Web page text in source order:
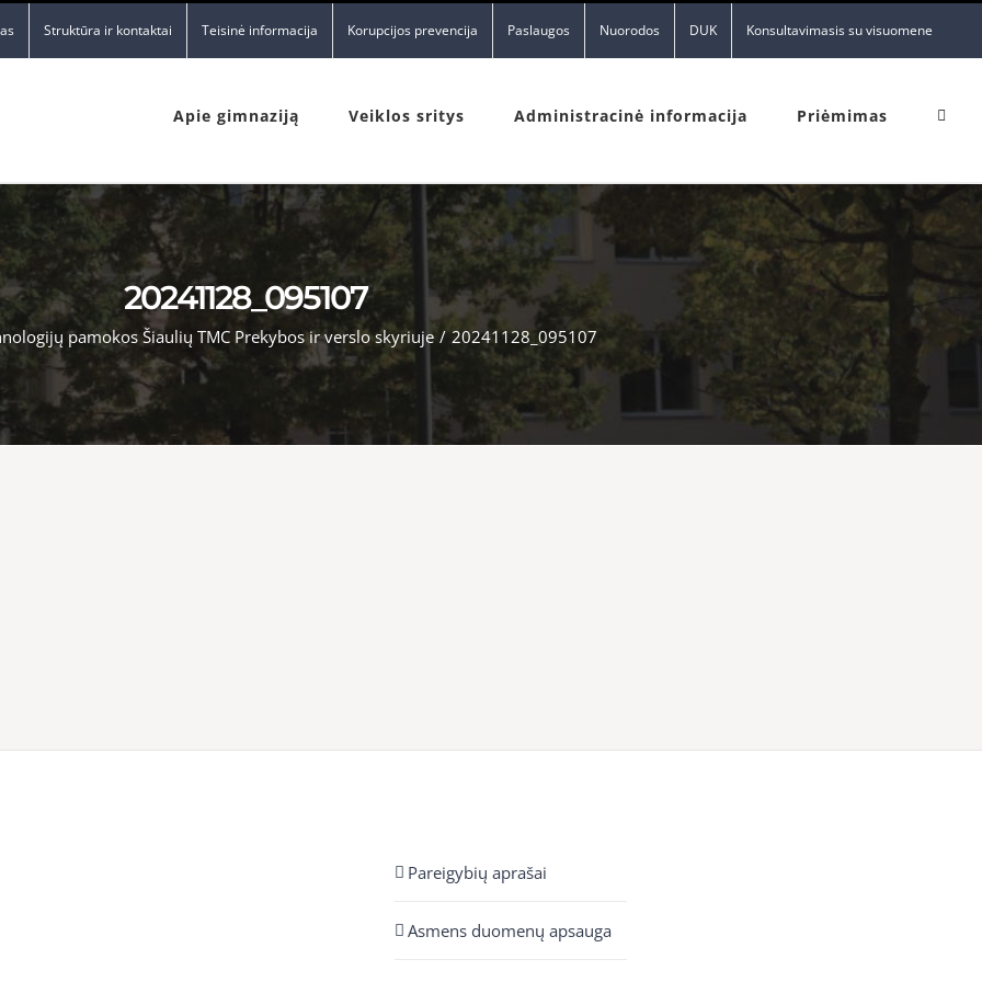
Struktūra ir kontaktai Teisinė informacija Korupcijos prevencija Paslaugos Nuorodos DUK Konsultavimasis su visuomene
Apie gimnaziją Veiklos sritys Administracinė informacija Priėmimas
20241128_095107
pamokos Šiaulių TMC Prekybos ir verslo skyriuje / 20241128_095107
Pareigybių aprašai
Asmens duomenų apsauga